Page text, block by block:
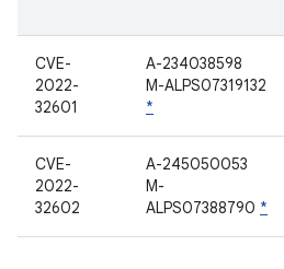
CVE-
2022-
32601
A-234038598
M-ALPS07319132
*
CVE-
2022-
32602
A-245050053
M-
ALPS07388790 *